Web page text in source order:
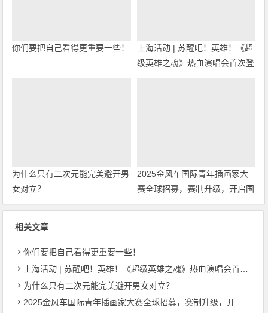
你们要把自己看得更重要一些！
上海活动 | 苏醒吧！英雄！《超
级英雄之魂》热血演唱会首次登
为什么只有二次元能完美避开男
女对立？
2025金风车国际青年插画家大
赛全球招募，赛制升级，开启国
际交流与商业新机遇！
相关文章
你们要把自己看得更重要一些！
上海活动 | 苏醒吧！英雄！《超级英雄之魂》热血演唱会首次登陆上海！
为什么只有二次元能完美避开男女对立？
2025金风车国际青年插画家大赛全球招募，赛制升级，开启国际交流与商业新机遇！